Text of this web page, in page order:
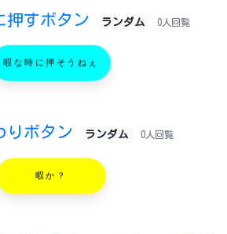
押すボタン ランダム 0人回覧
暇な時に押そうねぇ
りボタン ランダム 0人回覧
暇か？